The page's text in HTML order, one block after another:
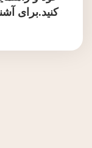
کنید.برای